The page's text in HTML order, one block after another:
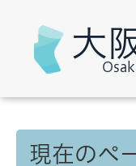
大
現在のペ